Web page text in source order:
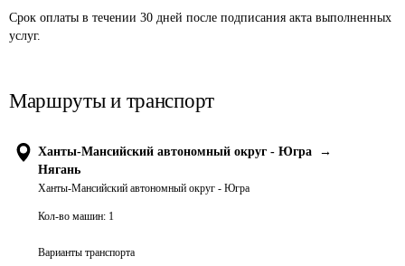
Срок оплаты в течении 30 дней после подписания акта выполненных
услуг.
Маршруты и транспорт
Ханты-Мансийский автономный округ - Югра
→
Нягань
Ханты-Мансийский автономный округ - Югра
Кол-во машин: 1
Варианты транспорта